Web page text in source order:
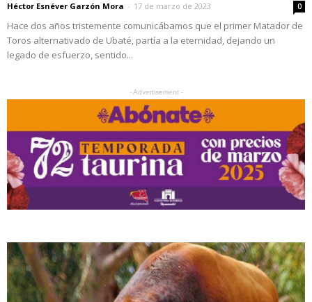
Héctor Esnéver Garzón Mora - 17 de marzo de 2023 0
Hace dos años tristemente comunicábamos que el primer Matador de
Toros alternativado de Ubaté, partía a la eternidad, dejando un
legado de esfuerzo, sentido...
- Advertisement -